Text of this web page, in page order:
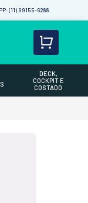
(11) 99155-6288
DECK,
COCKPIT E
COSTADO